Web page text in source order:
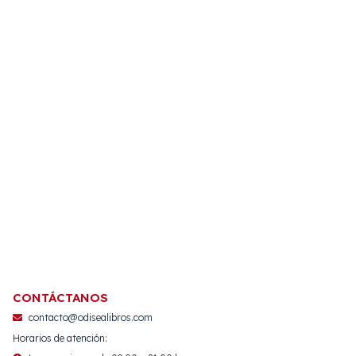
CONTÁCTANOS
contacto@odisealibros.com
Horarios de atención: